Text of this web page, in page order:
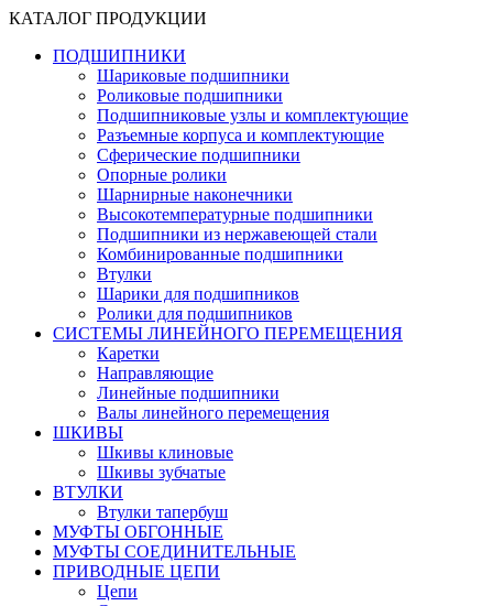
КАТАЛОГ ПРОДУКЦИИ
ПОДШИПНИКИ
Шариковые подшипники
Роликовые подшипники
Подшипниковые узлы и комплектующие
Разъемные корпуса и комплектующие
Сферические подшипники
Опорные ролики
Шарнирные наконечники
Высокотемпературные подшипники
Подшипники из нержавеющей стали
Комбинированные подшипники
Втулки
Шарики для подшипников
Ролики для подшипников
СИСТЕМЫ ЛИНЕЙНОГО ПЕРЕМЕЩЕНИЯ
Каретки
Направляющие
Линейные подшипники
Валы линейного перемещения
ШКИВЫ
Шкивы клиновые
Шкивы зубчатые
ВТУЛКИ
Втулки тапербуш
МУФТЫ ОБГОННЫЕ
МУФТЫ СОЕДИНИТЕЛЬНЫЕ
ПРИВОДНЫЕ ЦЕПИ
Цепи